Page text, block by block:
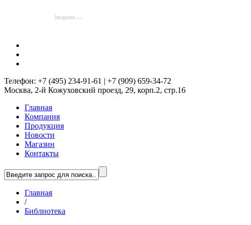
Телефон: +7 (495) 234-91-61 | +7 (909) 659-34-72
Москва, 2-й Кожуховский проезд, 29, корп.2, стр.16
Главная
Компания
Продукция
Новости
Магазин
Контакты
Главная
/
Библиотека